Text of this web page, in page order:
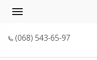
Toggle
(068) 543-65-97